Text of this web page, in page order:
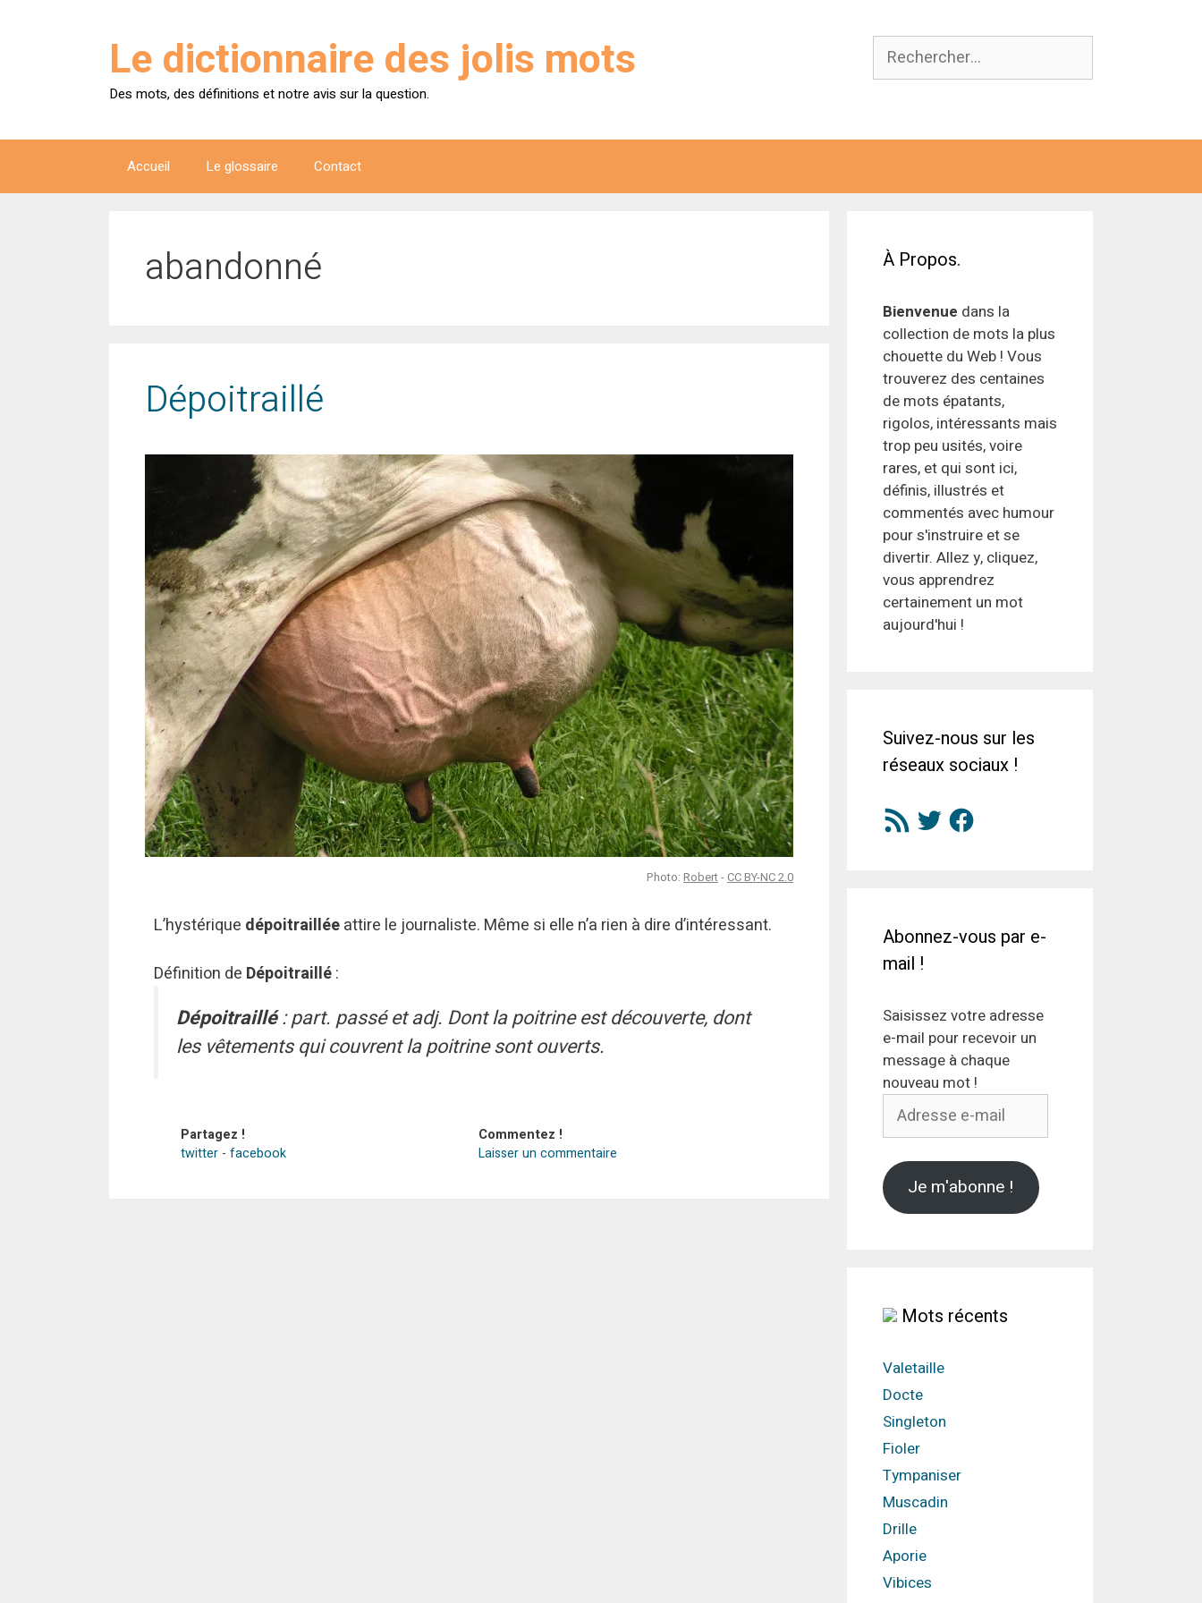
Rechercher :
Le dictionnaire des jolis mots
Des mots, des définitions et notre avis sur la question.
Accueil Le glossaire Contact
abandonné
Dépoitraillé
Photo: Robert- CC BY-NC 2.0
L’hystérique dépoitrailléeattire le journaliste. Même si elle n’a rien à dire d’intéressant.
Définition de Dépoitraillé:
Dépoitraillé: part. passé et adj. Dont la poitrine est découverte, dont
les vêtements qui couvrent la poitrine sont ouverts.
Partagez !
twitter - facebook
Commentez !
Laisser un commentaire
À Propos.
Bienvenue dans la
collection de mots la plus
chouette du Web ! Vous
trouverez des centaines
de mots épatants,
rigolos, intéressants mais
trop peu usités, voire
rares, et qui sont ici,
définis, illustrés et
commentés avec humour
pour s'instruire et se
divertir. Allez y, cliquez,
vous apprendrez
certainement un mot
aujourd'hui !
Suivez-nous sur les
réseaux sociaux !
Flux
RSS
TwitterFacebook
Abonnez-vous par e-
mail !
Saisissez votre adresse
e-mail pour recevoir un
message à chaque
nouveau mot !
Adresse
Je m'abonne !
Mots récents
Valetaille
Docte
Singleton
Fioler
Tympaniser
Muscadin
Drille
Aporie
Vibices